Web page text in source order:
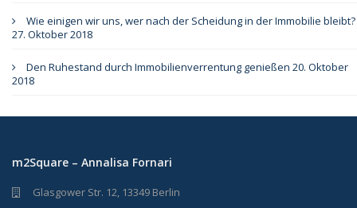
Wie einigen wir uns, wer nach der Scheidung in der Immobilie bleibt?
27. Oktober 2018
Den Ruhestand durch Immobilienverrentung genießen 20. Oktober
2018
m2Square – Annalisa Fornari
Glasgower Str. 12, 13349 Berlin